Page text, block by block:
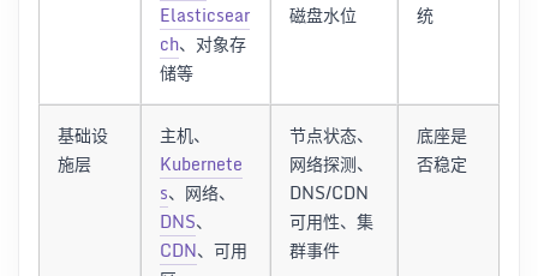
Elasticsear
ch、对象存
储等
磁盘水位 统
基础设
施层
主机、
Kubernete
s、网络、
DNS、
CDN、可用
节点状态、
网络探测、
DNS/CDN
可用性、集
群事件
底座是
否稳定